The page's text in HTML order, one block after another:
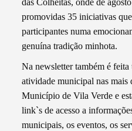
promovidas 35 iniciativas
participantes numa
genuína tradição minhota.
Na newsletter também é
atividade municipal nas mais
Município de Vila Verde e
link`s de acesso a
municipais, os eventos, os